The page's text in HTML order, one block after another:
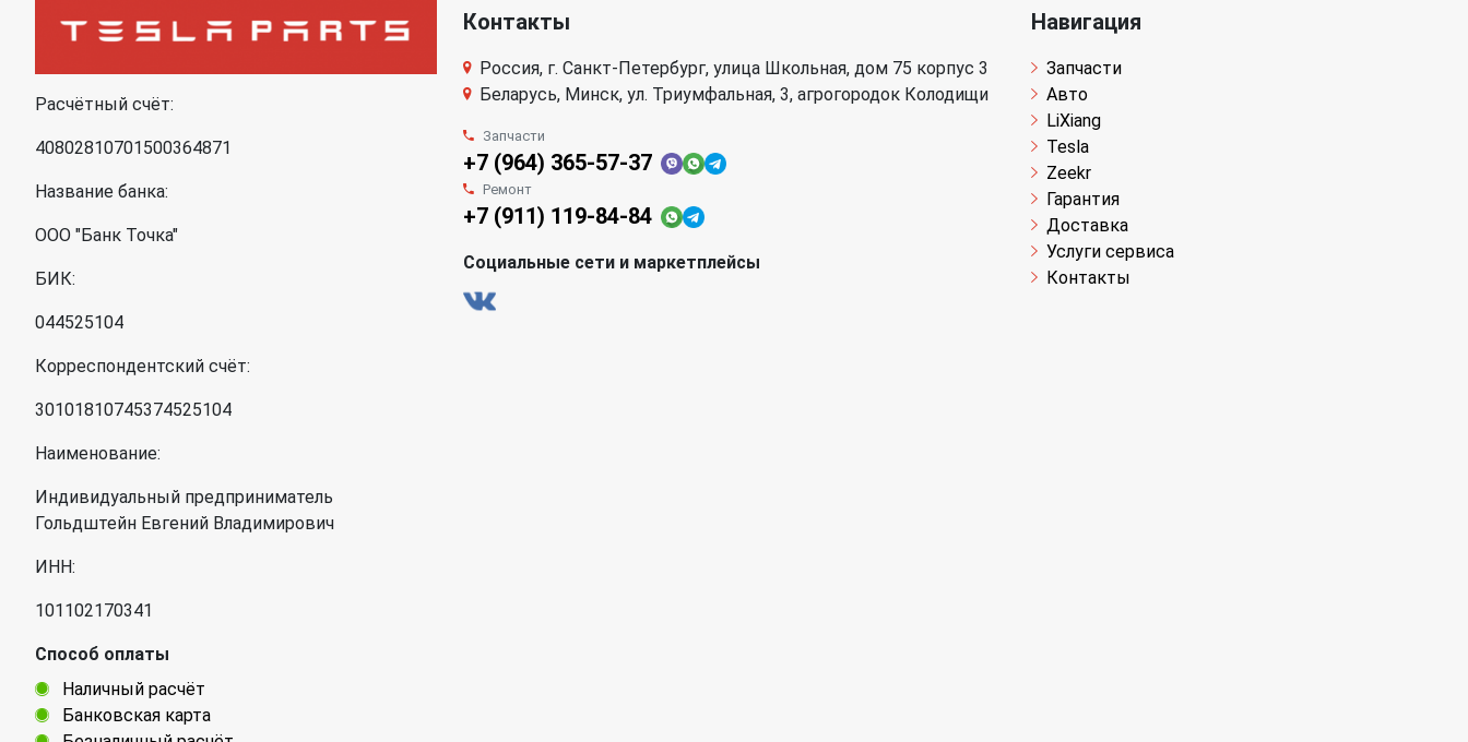
Расчётный счёт:
40802810701500364871
Название банка:
ООО "Банк Точка"
БИК:
044525104
Корреспондентский счёт:
30101810745374525104
Наименование:
Индивидуальный предприниматель
Гольдштейн Евгений Владимирович
ИНН:
101102170341
Способ оплаты
Наличный расчёт
Банковская карта
Контакты
Россия, г. Санкт-Петербург, улица Школьная, дом 75 корпус 3
Беларусь, Минск, ул. Триумфальная, 3, агрогородок Колодищи
Запчасти
+7 (964) 365-57-37
Ремонт
+7 (911) 119-84-84
Социальные сети и маркетплейсы
Навигация
Запчасти
Авто
LiXiang
Tesla
Zeekr
Гарантия
Доставка
Услуги сервиса
Контакты